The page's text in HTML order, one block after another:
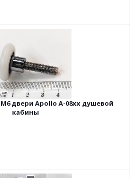
M6 двери Apollo A-08xx душевой
кабины